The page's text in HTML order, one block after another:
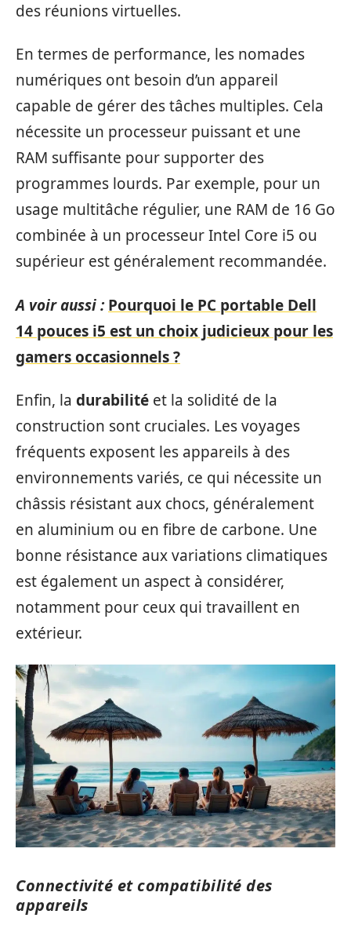
des réunions virtuelles.
En termes de performance, les nomades
numériques ont besoin d’un appareil
capable de gérer des tâches multiples. Cela
nécessite un processeur puissant et une
RAM suffisante pour supporter des
programmes lourds. Par exemple, pour un
usage multitâche régulier, une RAM de 16 Go
combinée à un processeur Intel Core i5 ou
supérieur est généralement recommandée.
A voir aussi : Pourquoi le PC portable Dell
14 pouces i5 est un choix judicieux pour les
gamers occasionnels ?
Enfin, la durabilité et la solidité de la
construction sont cruciales. Les voyages
fréquents exposent les appareils à des
environnements variés, ce qui nécessite un
châssis résistant aux chocs, généralement
en aluminium ou en fibre de carbone. Une
bonne résistance aux variations climatiques
est également un aspect à considérer,
notamment pour ceux qui travaillent en
extérieur.
Connectivité et compatibilité des
appareils